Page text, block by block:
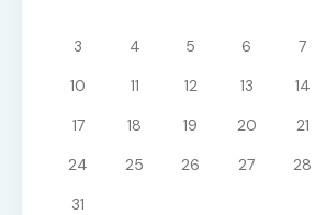
3
4 5 6 7
10
11 12 13 14
17
18 19 20 21
24
25 26 27 28
31